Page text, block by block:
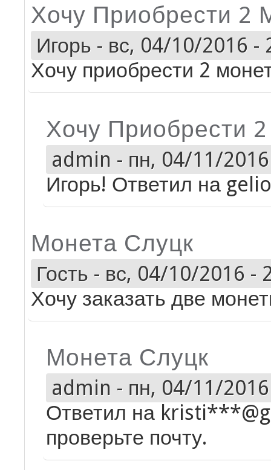
Хочу Приобрести 2
Игорь - вс, 04/10/2016 -
Хочу приобрести 2
Хочу Приобрести
admin - пн, 04/11/
Игорь! Ответил на
Монета Слуцк
Гость - вс, 04/10/2016 -
Хочу заказать две
Монета Слуцк
admin - пн, 04/11/
Ответил на
проверьте почту.